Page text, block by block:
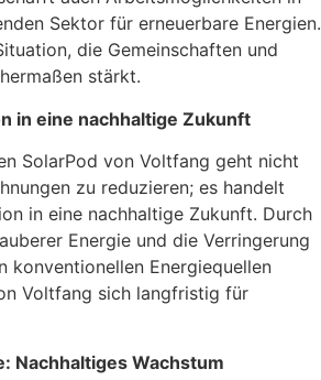
Sektor für erneuerbare Energien.
die Gemeinschaften und
stärkt.
in eine nachhaltige Zukunft
SolarPod von Voltfang geht nicht
zu reduzieren; es handelt
in eine nachhaltige Zukunft. Durch
Energie und die Verringerung
konventionellen Energiequellen
Voltfang sich langfristig für
Nachhaltiges Wachstum